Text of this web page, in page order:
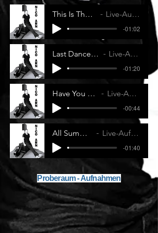
This Is The Life - Amy Macdonald Live-Aufnahme Nico Arn Solo
-01:02
Last Dance with Mary Jane - Tom Petty Live-Aufnahme Nico Arn Solo
-01:20
Have You Ever Seen The Rain - CCR Live-Aufnahme Nico Arn Solo
-00:44
All Summer Long - Kid Rock Live-Aufnahme Nico Arn Solo
-01:40
Proberaum - Aufnahmen